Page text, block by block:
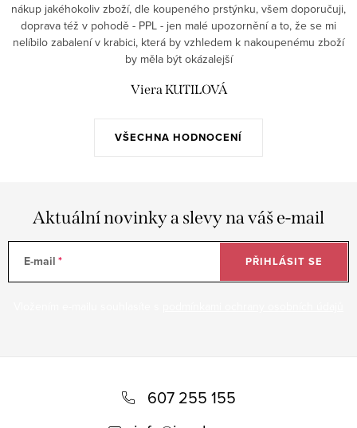
VŠECHNA HODNOCENÍ
nákup jakéhokoliv zboží, dle koupeného prstýnku, všem doporučuji,
doprava též v pohodě - PPL - jen malé upozornění a to, že se mi
nelíbilo zabalení v krabici, která by vzhledem k nakoupenému zboží
by měla být okázalejší
Viera KUTILOVÁ
Aktuální novinky a slevy na váš e-mail
E-mail PŘIHLÁSIT SE
607 255 155